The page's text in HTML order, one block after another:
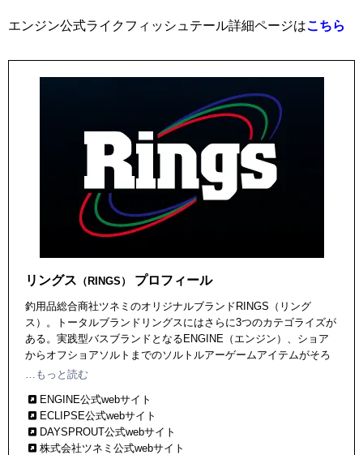
エンジン公式ライクフィッシュテール詳細ページはこちら
リングス （RINGS） プロフィール
釣用品総合商社ツネミのオリジナルブランドRINGS（リング
ス）。トータルブランドリングスにはさらに3つのカテゴライズが
ある。実践型バスブランドとなるENGINE（エンジン）、ショア
からオフショアソルトまでのソルトルアーゲームアイテムがそろ
うECLIPSE（エクリプス）、そしてエリアとネィティブの現場か
DAYSPROUT（ディスプラウト）。
…もっと読む
ENGINE公式webサイト
ECLIPSE公式webサイト
DAYSPROUT公式webサイト
株式会社ツネミ公式webサイト